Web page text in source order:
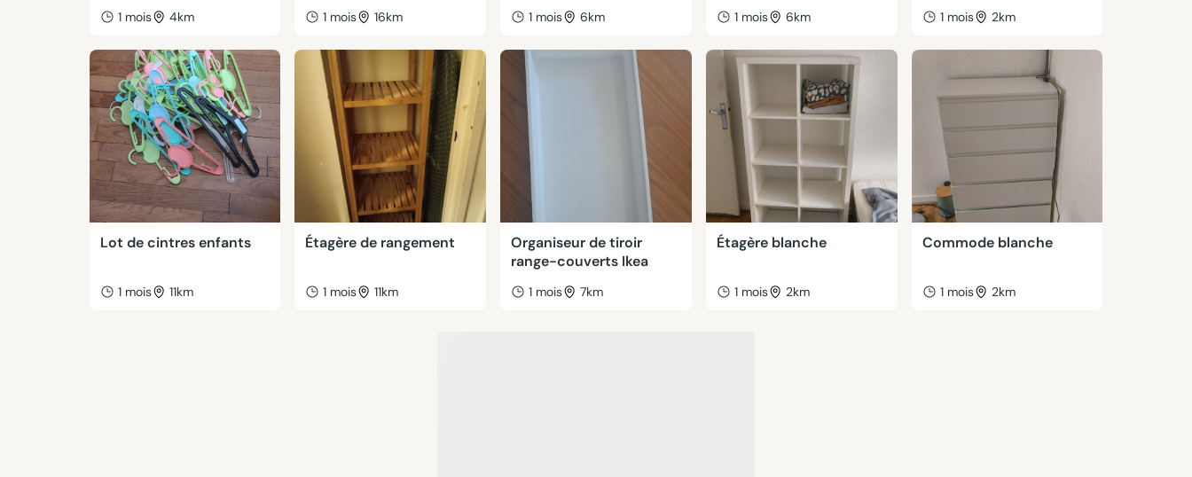
1 mois 4km 1 mois 16km 1 mois 6km 1 mois 6km 1 mois 2km
Lot de cintres enfants
1 mois 11km
Étagère de rangement
1 mois 11km
Organiseur de tiroir
range-couverts Ikea
1 mois 7km
Étagère blanche
1 mois 2km
Commode blanche
1 mois 2km